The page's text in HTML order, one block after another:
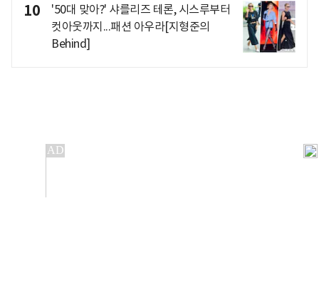
10
'50대 맞아?' 샤를리즈 테론, 시스루부터
컷아웃까지...패션 아우라[지형준의
Behind]